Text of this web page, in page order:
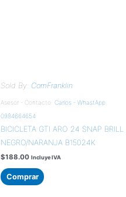
Sold By: ComFranklin
Asesor - Contacto: Carlos - WhastApp
0984664654
BICICLETA GTI ARO 24 SNAP BRILL
NEGRO/NARANJA B15024K
$188.00 Incluye IVA
Comprar